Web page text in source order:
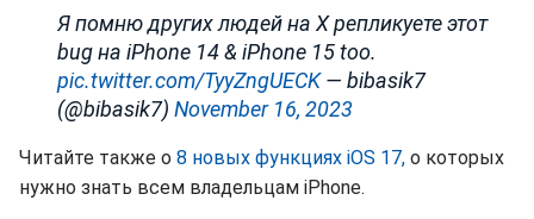
Я помню других людей на X репликуете этот
bug на iPhone 14 & iPhone 15 too.
pic.twitter.com/TyyZngUECK— bibasik7
(@bibasik7) November 16, 2023
Читайте также о 8 новых функциях iOS 17, о которых
нужно знать всем владельцам iPhone.